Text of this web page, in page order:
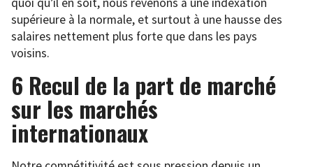
supérieure à la normale, et surtout à une hausse des
salaires nettement plus forte que dans les pays
voisins.
6 Recul de la part de marché
sur les marchés
internationaux